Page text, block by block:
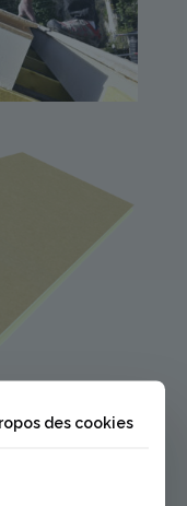
des cookies